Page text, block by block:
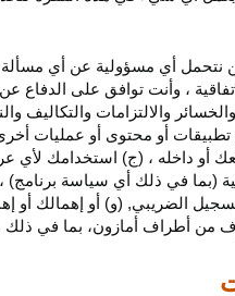
نتحمل أي مسؤولية عن أي
، وأنت توافق على الدفاع
والالتزامات
أو محتوى أو عمليات
أو داخله ، (ج) استخدامك لأي
(بما في ذلك أي سياسة
الضريبي, (و) أو إهمالك
من أطراف أمازون، بما في